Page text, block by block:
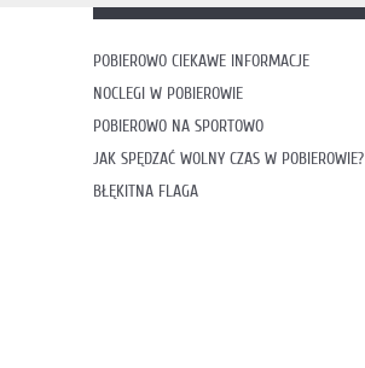
POBIEROWO CIEKAWE INFORMACJE
NOCLEGI W POBIEROWIE
POBIEROWO NA SPORTOWO
JAK SPĘDZAĆ WOLNY CZAS W POBIEROWIE?
BŁĘKITNA FLAGA